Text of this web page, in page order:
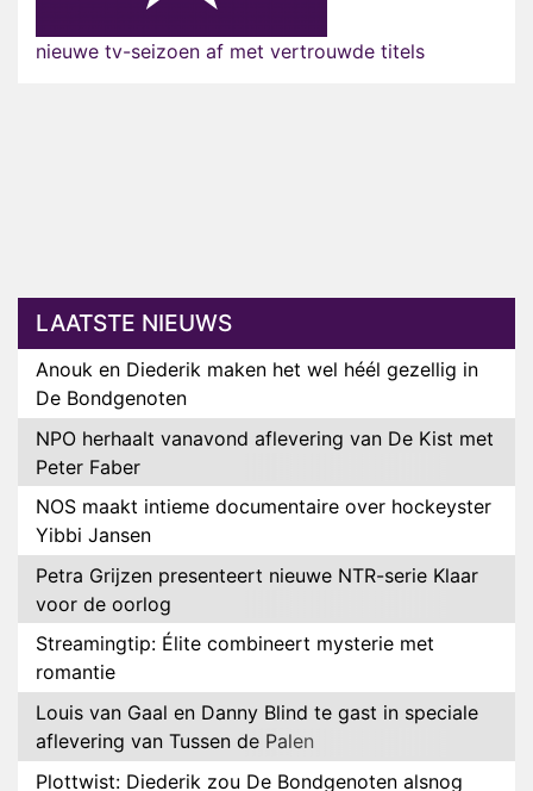
nieuwe tv-seizoen af met vertrouwde titels
LAATSTE NIEUWS
Anouk en Diederik maken het wel héél gezellig in
De Bondgenoten
NPO herhaalt vanavond aflevering van De Kist met
Peter Faber
NOS maakt intieme documentaire over hockeyster
Yibbi Jansen
Petra Grijzen presenteert nieuwe NTR-serie Klaar
voor de oorlog
Streamingtip: Élite combineert mysterie met
romantie
Louis van Gaal en Danny Blind te gast in speciale
aflevering van Tussen de Palen
Plottwist: Diederik zou De Bondgenoten alsnog